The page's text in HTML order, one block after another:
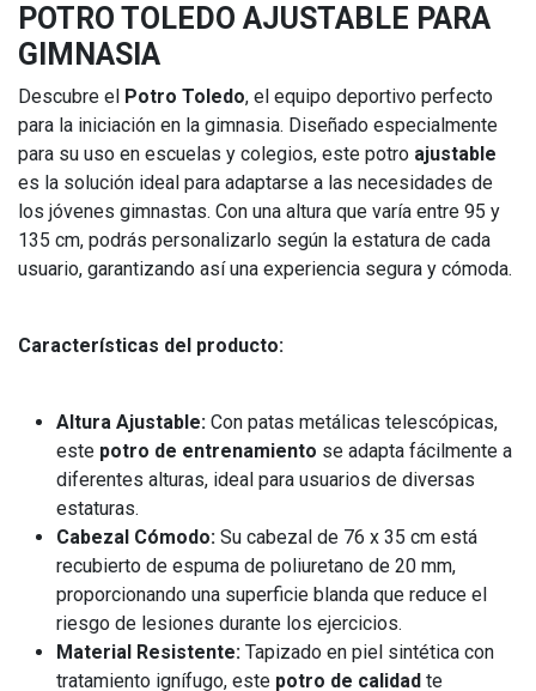
POTRO TOLEDO AJUSTABLE PARA
GIMNASIA
Descubre el Potro Toledo, el equipo deportivo perfecto
para la iniciación en la gimnasia. Diseñado especialmente
para su uso en escuelas y colegios, este potro ajustable
es la solución ideal para adaptarse a las necesidades de
los jóvenes gimnastas. Con una altura que varía entre 95 y
135 cm, podrás personalizarlo según la estatura de cada
usuario, garantizando así una experiencia segura y cómoda.
Características del producto:
Altura Ajustable: Con patas metálicas telescópicas,
este potro de entrenamiento se adapta fácilmente a
diferentes alturas, ideal para usuarios de diversas
estaturas.
Cabezal Cómodo: Su cabezal de 76 x 35 cm está
recubierto de espuma de poliuretano de 20 mm,
proporcionando una superficie blanda que reduce el
riesgo de lesiones durante los ejercicios.
Material Resistente: Tapizado en piel sintética con
tratamiento ignífugo, este potro de calidad te